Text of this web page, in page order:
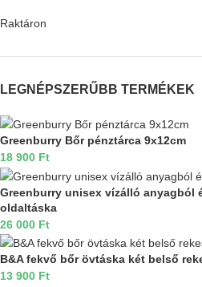
Raktáron
LEGNÉPSZERŰBB TERMÉKEK
Greenburry Bőr pénztárca 9x12cm
18 900 Ft
Greenburry unisex vízálló anyagból
oldaltáska
26 000 Ft
B&A fekvő bőr övtáska két belső
13 900 Ft